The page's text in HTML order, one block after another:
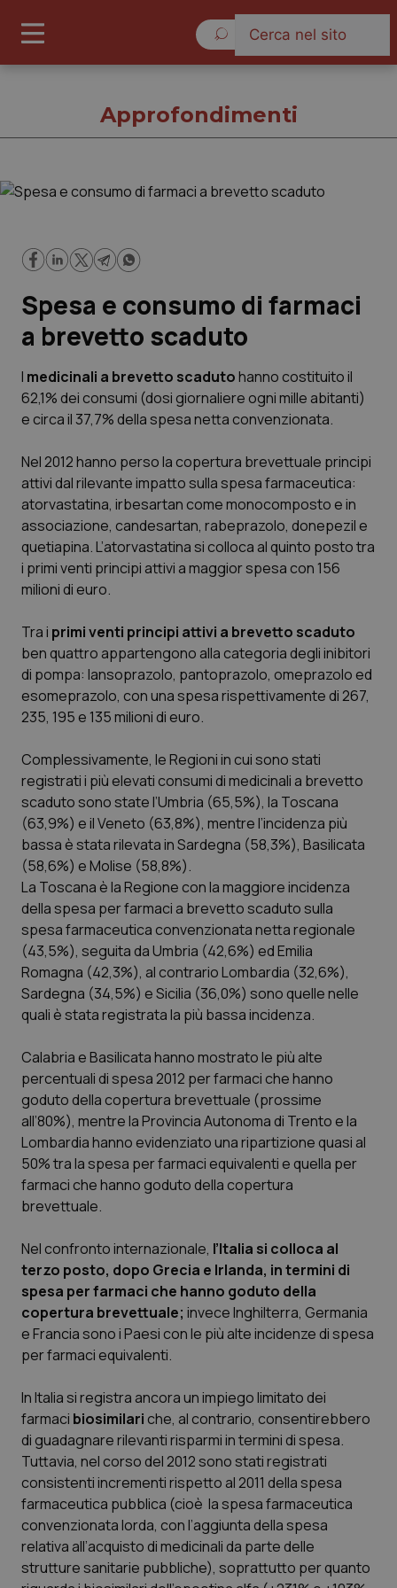
Cronache
Governo e Parlamento
Regioni e Asl
Lavoro e Professioni
Studi e Analisi
Lettere al direttore
Edizioni Regionali
QS Pro
Professionisti Sanitari.AI
Abruzzo
Basilicata
Calabria
Campania
Emilia-Romagna
Friuli Venezia Giulia
Lazio
Lombardia
Marche
Molise
Provincia Autonoma di Bolzano
Provincia Autonoma di Trento
Puglia
Sardegna
Sicilia
Toscana
Umbria
QS Pro Gold
Artrite & artrosi
Asma & BPCO
Car-T
Colesterolo & coronaropatie
Dermatite Atopica
Diabete & glucometri
Dolore
Donna & Salute
Epatiti
Infezioni & Febbre
Ipertensione & Scompenso
Malattie rare
Malattia di Crohn & Rettocolite Ulcerosa
Neuroscienze & patologie neurodegenerative
Obesità
Oftalmologia
QS Club Newsletter
Approfondimenti
Spesa e consumo di farmaci
a brevetto scaduto
I medicinali a brevetto scadutohanno costituito il
62,1% dei consumi (dosi giornaliere ogni mille abitanti)
e circa il 37,7% della spesa netta convenzionata.
Nel 2012 hanno perso la copertura brevettuale principi
attivi dal rilevante impatto sulla spesa farmaceutica:
atorvastatina, irbesartan come monocomposto e in
associazione, candesartan, rabeprazolo, donepezil e
quetiapina. L’atorvastatina si colloca al quinto posto tra
i primi venti principi attivi a maggior spesa con 156
milioni di euro.
Tra i primiventi principi attivi a brevetto scaduto
ben quattro appartengono alla categoria degli inibitori
di pompa: lansoprazolo, pantoprazolo, omeprazolo ed
esomeprazolo, con una spesa rispettivamente di 267,
235, 195 e 135 milioni di euro.
Complessivamente, le Regioni in cui sono stati
registrati i più elevati consumi di medicinali a brevetto
scaduto sono state l’Umbria (65,5%), la Toscana
(63,9%) e il Veneto (63,8%), mentre l’incidenza più
bassa è stata rilevata in Sardegna (58,3%), Basilicata
(58,6%) e Molise (58,8%).
La Toscana è la Regione con la maggiore incidenza
della spesa per farmaci a brevetto scaduto sulla
spesa farmaceutica convenzionata netta regionale
(43,5%), seguita da Umbria (42,6%) ed Emilia
Romagna (42,3%), al contrario Lombardia (32,6%),
Sardegna (34,5%) e Sicilia (36,0%) sono quelle nelle
quali è stata registrata la più bassa incidenza.
Calabria e Basilicata hanno mostrato le più alte
percentuali di spesa 2012 per farmaci che hanno
goduto della copertura brevettuale (prossime
all’80%), mentre la Provincia Autonoma di Trento e la
Lombardia hanno evidenziato una ripartizione quasi al
50% tra la spesa per farmaci equivalenti e quella per
farmaci che hanno goduto della copertura
brevettuale.
Nel confronto internazionale, l’Italia si colloca al
terzo posto, dopo Grecia e Irlanda, in termini di
spesa per farmaci che hanno goduto della
copertura brevettuale; invece Inghilterra, Germania
e Francia sono i Paesi con le più alte incidenze di spesa
per farmaci equivalenti.
In Italia si registra ancora un impiego limitato dei
farmaci biosimilariche, al contrario, consentirebbero
di guadagnare rilevanti risparmi in termini di spesa.
Tuttavia, nel corso del 2012 sono stati registrati
consistenti incrementi rispetto al 2011 della spesa
farmaceutica pubblica (cioè la spesa farmaceutica
convenzionata lorda, con l’aggiunta della spesa
relativa all’acquisto di medicinali da parte delle
strutture sanitarie pubbliche), soprattutto per quanto